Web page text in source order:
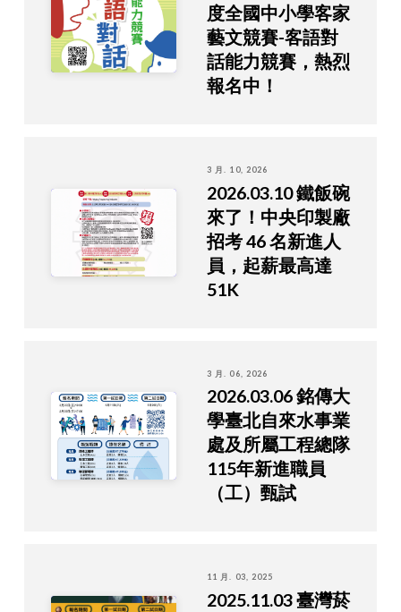
度全國中小學客家
藝文競賽-客語對
話能力競賽，熱烈
報名中！
3 月. 10, 2026
2026.03.10 鐵飯碗
來了！中央印製廠
招考 46 名新進人
員，起薪最高達
51K
3 月. 06, 2026
2026.03.06 銘傳大
學臺北自來水事業
處及所屬工程總隊
115年新進職員
（工）甄試
11 月. 03, 2025
2025.11.03 臺灣菸